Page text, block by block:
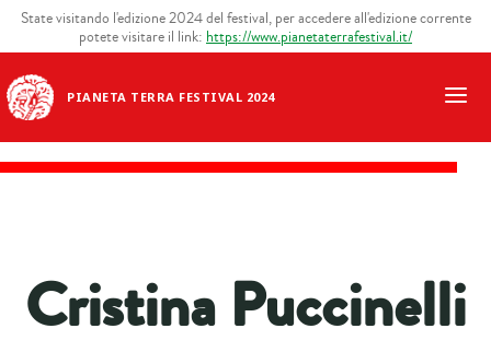
PIANETA TERRA FESTIVAL 2024
State visitando l'edizione 2024 del festival, per accedere all'edizione corrente
potete visitare il link: https://www.pianetaterrafestival.it/
Cristina Puccinelli